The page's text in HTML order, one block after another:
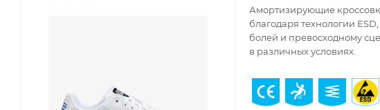
Амортизирующие
благодаря технологии
болей и превосходному
в различных условиях.